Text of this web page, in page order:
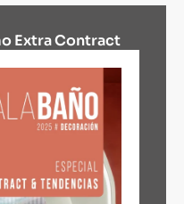
Extra Contract